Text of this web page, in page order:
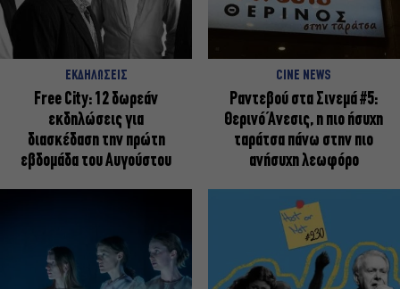
ΕΚΔΗΛΩΣΕΙΣ
Free City: 12 δωρεάν
εκδηλώσεις για
διασκέδαση την πρώτη
εβδομάδα του Αυγούστου
CINE NEWS
Ραντεβού στα Σινεμά #5:
Θερινό Άνεσις, η πιο ήσυχη
ταράτσα πάνω στην πιο
ανήσυχη λεωφόρο